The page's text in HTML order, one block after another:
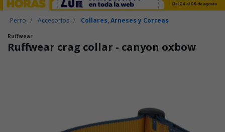
Perro Accesorios Collares, Arneses y Correas
Ruffwear
Ruffwear crag collar - canyon oxbow